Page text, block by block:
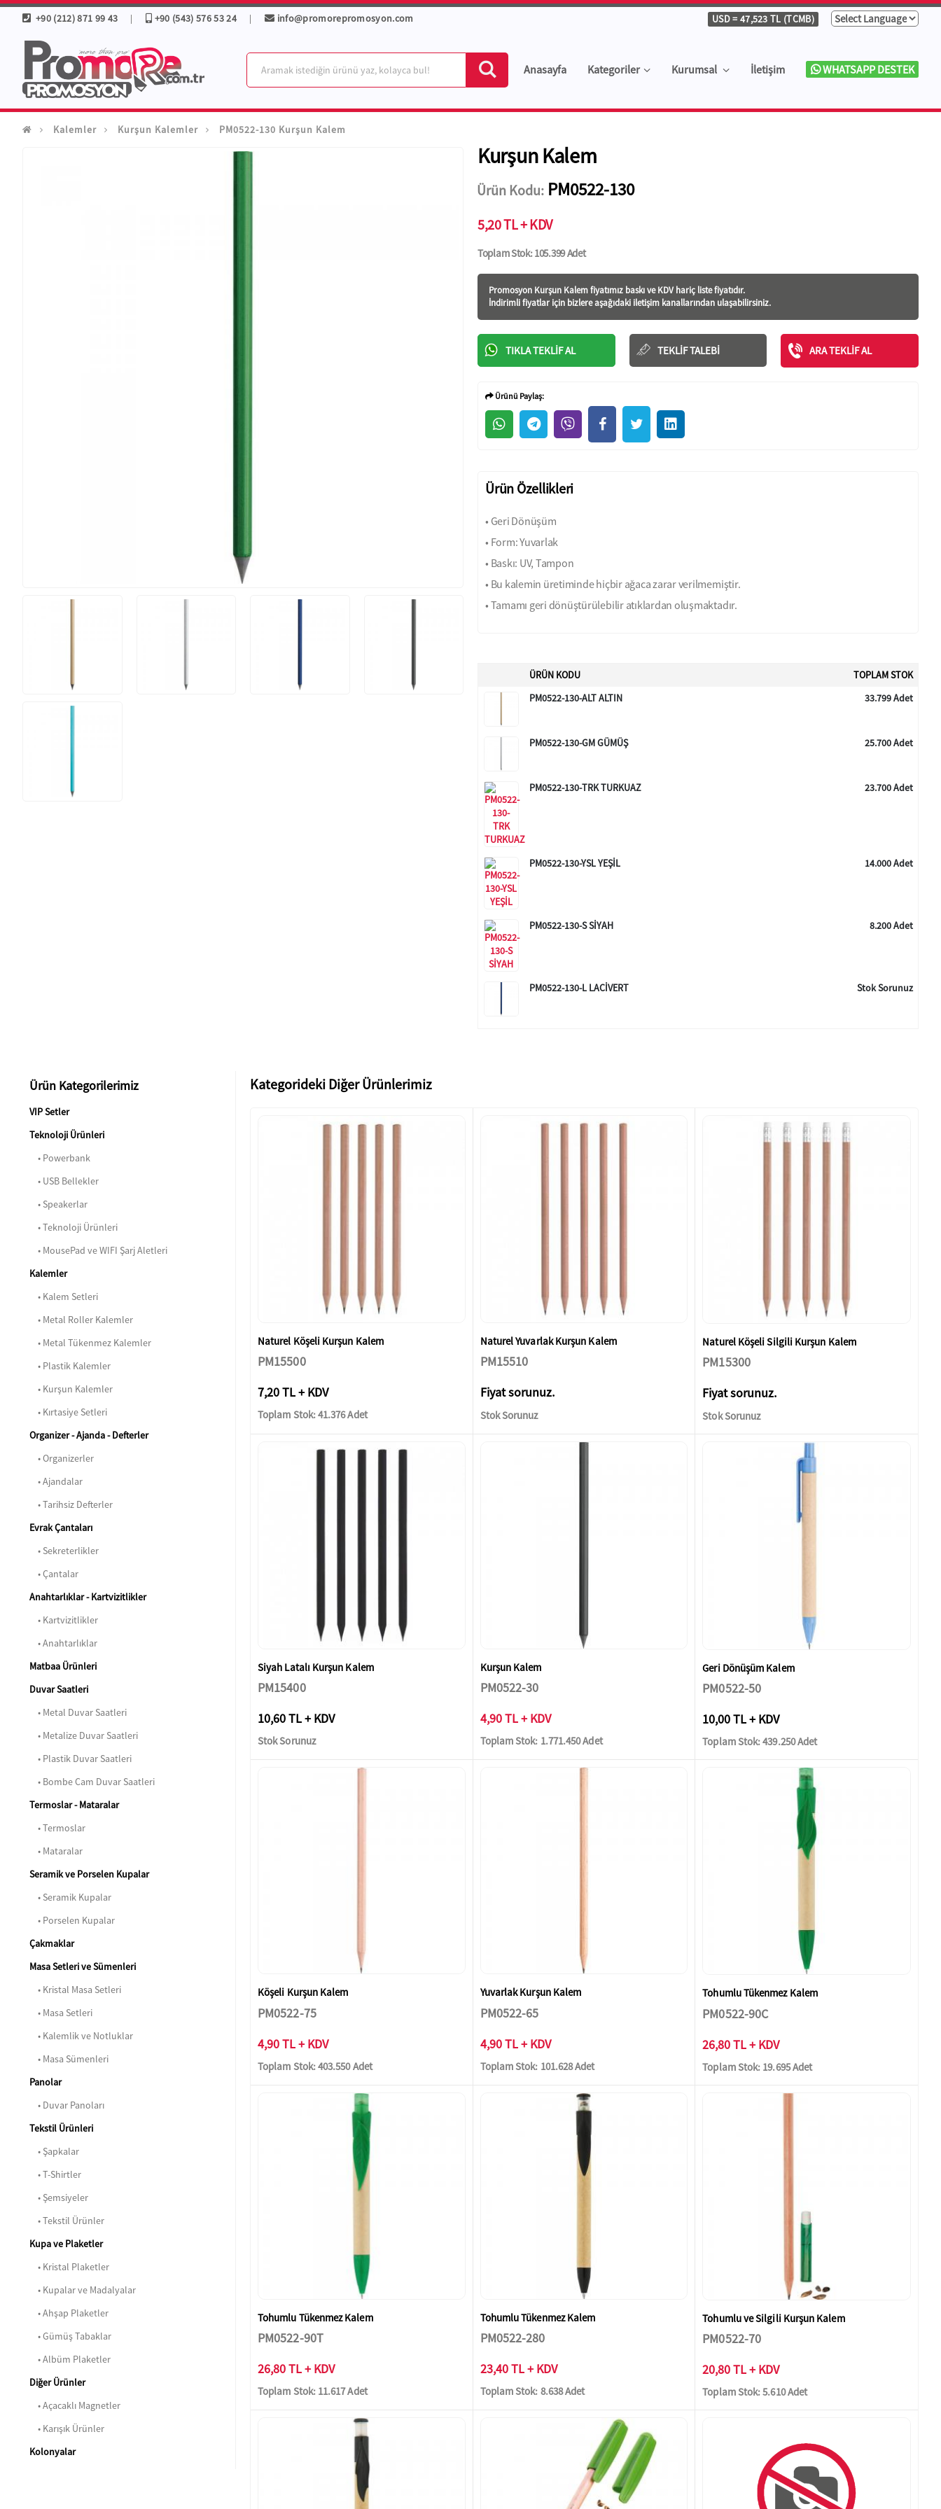
+90 (212) 871 99 43 | +90 (543) 576 53 24 | info@promorepromosyon.com USD= 47,523 TL (TCMB)
Anasayfa Kategoriler Kurumsal İletişim WHATSAPP DESTEK
Kalemler Kurşun Kalemler PM0522-130 Kurşun Kalem
Kurşun Kalem
Ürün Kodu: PM0522-130
5,20 TL + KDV
Toplam Stok: 105.399 Adet
Promosyon Kurşun Kalem fiyatımız baskı ve KDV hariç liste fiyatıdır.
İndirimli fiyatlar için bizlere aşağıdaki iletişim kanallarından ulaşabilirsiniz.
TIKLA TEKLIF AL TEKLIF TALEBI ARA TEKLIF AL
Ürünü Paylaş:
Ürün Özellikleri
• Geri Dönüşüm
• Form: Yuvarlak
• Baskı: UV, Tampon
• Bu kalemin üretiminde hiçbir ağaca zarar verilmemiştir.
• Tamamı geri dönüştürülebilir atıklardan oluşmaktadır.
ÜRÜN KODU
TOPLAM STOK
PM0522-130-ALT ALTIN
33.799 Adet
PM0522-130-GM GÜMÜŞ 25.700 Adet
PM0522-130-TRK TURKUAZ 23.700 Adet
PM0522-130-YSL YEŞİL 14.000 Adet
PM0522-130-S SİYAH 8.200 Adet
PM0522-130-L LACİVERT Stok Sorunuz
Ürün Kategorilerimiz
VIP Setler
Teknoloji Ürünleri
• Powerbank
• USB Bellekler
• Speakerlar
• Teknoloji Ürünleri
• MousePad ve WIFI Şarj Aletleri
Kalemler
• Kalem Setleri
• Metal Roller Kalemler
• Metal Tükenmez Kalemler
• Plastik Kalemler
• Kurşun Kalemler
• Kırtasiye Setleri
Organizer - Ajanda - Defterler
• Organizerler
• Ajandalar
• Tarihsiz Defterler
Evrak Çantaları
• Sekreterlikler
• Çantalar
Anahtarlıklar - Kartvizitlikler
• Kartvizitlikler
• Anahtarlıklar
Matbaa Ürünleri
Duvar Saatleri
• Metal Duvar Saatleri
• Metalize Duvar Saatleri
• Plastik Duvar Saatleri
• Bombe Cam Duvar Saatleri
Termoslar - Mataralar
• Termoslar
• Mataralar
Seramik ve Porselen Kupalar
• Seramik Kupalar
• Porselen Kupalar
Çakmaklar
Masa Setleri ve Sümenleri
• Kristal Masa Setleri
• Masa Setleri
• Kalemlik ve Notluklar
• Masa Sümenleri
Panolar
• Duvar Panoları
Tekstil Ürünleri
• Şapkalar
• T-Shirtler
• Şemsiyeler
• Tekstil Ürünler
Kupa ve Plaketler
• Kristal Plaketler
• Kupalar ve Madalyalar
• Ahşap Plaketler
• Gümüş Tabaklar
• Albüm Plaketler
Diğer Ürünler
• Açacaklı Magnetler
• Karışık Ürünler
Kolonyalar
Kategorideki Diğer Ürünlerimiz
Naturel Köşeli Kurşun Kalem
PM15500
7,20 TL + KDV
Toplam Stok: 41.376 Adet
Naturel Yuvarlak Kurşun Kalem
PM15510
Fiyat sorunuz.
Stok Sorunuz
Naturel Köşeli Silgili Kurşun Kalem
PM15300
Fiyat sorunuz.
Stok Sorunuz
Siyah Latalı Kurşun Kalem
PM15400
10,60 TL + KDV
Stok Sorunuz
Kurşun Kalem
PM0522-30
4,90 TL + KDV
Toplam Stok: 1.771.450 Adet
Geri Dönüşüm Kalem
PM0522-50
10,00 TL + KDV
Toplam Stok: 439.250 Adet
Köşeli Kurşun Kalem
PM0522-75
4,90 TL + KDV
Toplam Stok: 403.550 Adet
Yuvarlak Kurşun Kalem
PM0522-65
4,90 TL + KDV
Toplam Stok: 101.628 Adet
Tohumlu Tükenmez Kalem
PM0522-90C
26,80 TL + KDV
Toplam Stok: 19.695 Adet
Tohumlu Tükenmez Kalem
PM0522-90T
26,80 TL + KDV
Toplam Stok: 11.617 Adet
Tohumlu Tükenmez Kalem
PM0522-280
23,40 TL + KDV
Toplam Stok: 8.638 Adet
Tohumlu ve Silgili Kurşun Kalem
PM0522-70
20,80 TL + KDV
Toplam Stok: 5.610 Adet